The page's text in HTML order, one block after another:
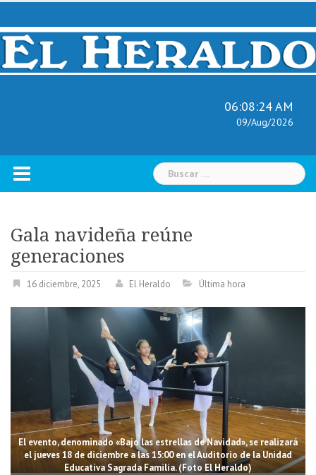
Skip
content
06:08:25 AM
09/Aug/2026
Buscar:
Gala navideña reúne
generaciones
16 diciembre, 2025 El Heraldo Última hora
El evento, denominado «Bajo las estrellas de Navidad», se realizará
el jueves 18 de diciembre a las 15:00 en el Auditorio de la Unidad
Educativa Sagrada Familia. (Foto El Heraldo)